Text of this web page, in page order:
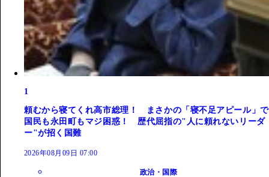
1
頼むから寝てくれ高市総理！ まさかの「寝不足アピール」で
国民も永田町もマジ困惑！ 歴代屈指の"人に頼れないリーダ
ー"が招く国難
2026年08月09日 07:00
政治・国際